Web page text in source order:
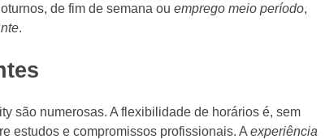
de fim de semana ou emprego meio período,
.
são numerosas. A flexibilidade de horários é, sem
estudos e compromissos profissionais. A experiência